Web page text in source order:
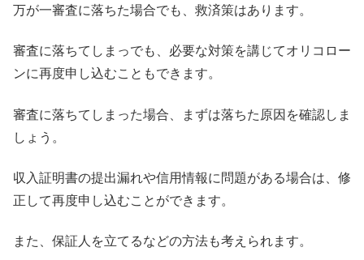
万が一審査に落ちた場合でも、救済策はあります。
審査に落ちてしまっでも、必要な対策を講じてオリコロー
ンに再度申し込むこともできます。
審査に落ちてしまった場合、まずは落ちた原因を確認しま
しょう。
収入証明書の提出漏れや信用情報に問題がある場合は、修
正して再度申し込むことができます。
また、保証人を立てるなどの方法も考えられます。